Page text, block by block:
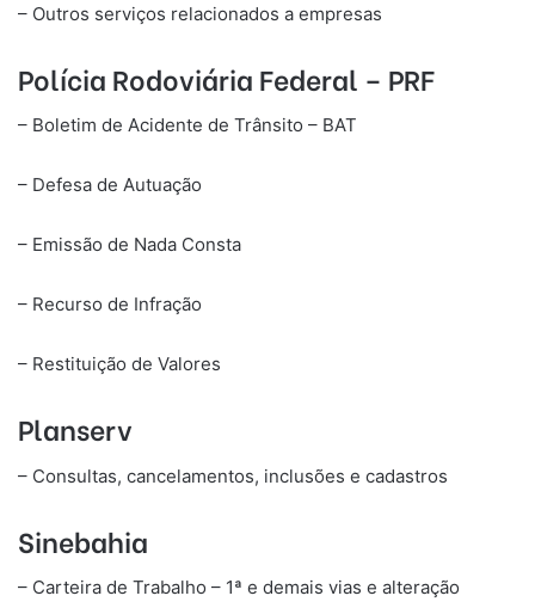
– Outros serviços relacionados a empresas
Polícia Rodoviária Federal – PRF
– Boletim de Acidente de Trânsito – BAT
– Defesa de Autuação
– Emissão de Nada Consta
– Recurso de Infração
– Restituição de Valores
Planserv
– Consultas, cancelamentos, inclusões e cadastros
Sinebahia
– Carteira de Trabalho – 1ª e demais vias e alteração